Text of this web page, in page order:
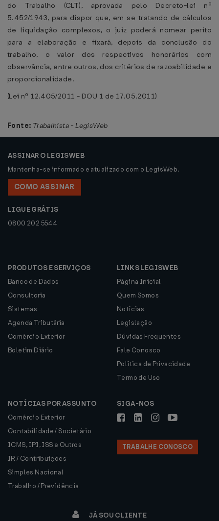
do Trabalho (CLT), aprovada pelo Decreto-lei nº
5.452/1943, para dispor que, em se tratando de cálculos
de liquidação complexos, o juiz poderá nomear perito
para a elaboração e fixará, depois da conclusão do
trabalho, o valor dos respectivos honorários com
observância, entre outros, dos critérios de razoabilidade e
proporcionalidade.
(Lei nº 12.405/2011 - DOU 1 de 17.05.2011)
Fonte: Trabalhista - LegisWeb
ASSINAR O LEGISWEB
Mantenha-se informado e atualizado com o LegisWeb.
COMO ASSINAR
LIGUE GRÁTIS
0800 202 5544
PRODUTOS E SERVIÇOS
Banco de Dados
Consultoria
Sistemas
Agenda Tributária
Comércio Exterior
Boletim Diário
LINKS LEGISWEB
Página Inicial
Quem Somos
Notícias
Legislação
Dúvidas Frequentes
Fale Conosco
Política de Privacidade
Termo de Uso
NOTÍCIAS POR ASSUNTO
Comércio Exterior
Contabilidade / Societário
ICMS, IPI, ISS e Outros
IR / Contribuições
Simples Nacional
Trabalho / Previdência
SIGA-NOS
TRABALHE CONOSCO
JÁ SOU CLIENTE